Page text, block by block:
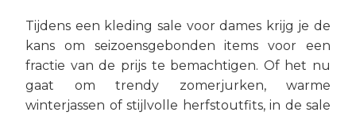
Tijdens een kleding sale voor dames krijg je de
kans om seizoensgebonden items voor een
fractie van de prijs te bemachtigen. Of het nu
gaat om trendy zomerjurken, warme
winterjassen of stijlvolle herfstoutfits, in de sale